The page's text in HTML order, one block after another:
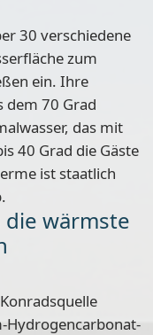
30 verschiedene
zum
ein. Ihre
dem 70 Grad
das mit
40 Grad die Gäste
ist staatlich
wärmste